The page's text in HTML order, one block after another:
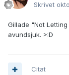
Skrivet
Gillade "Not
avundsjuk. >:D
Citat